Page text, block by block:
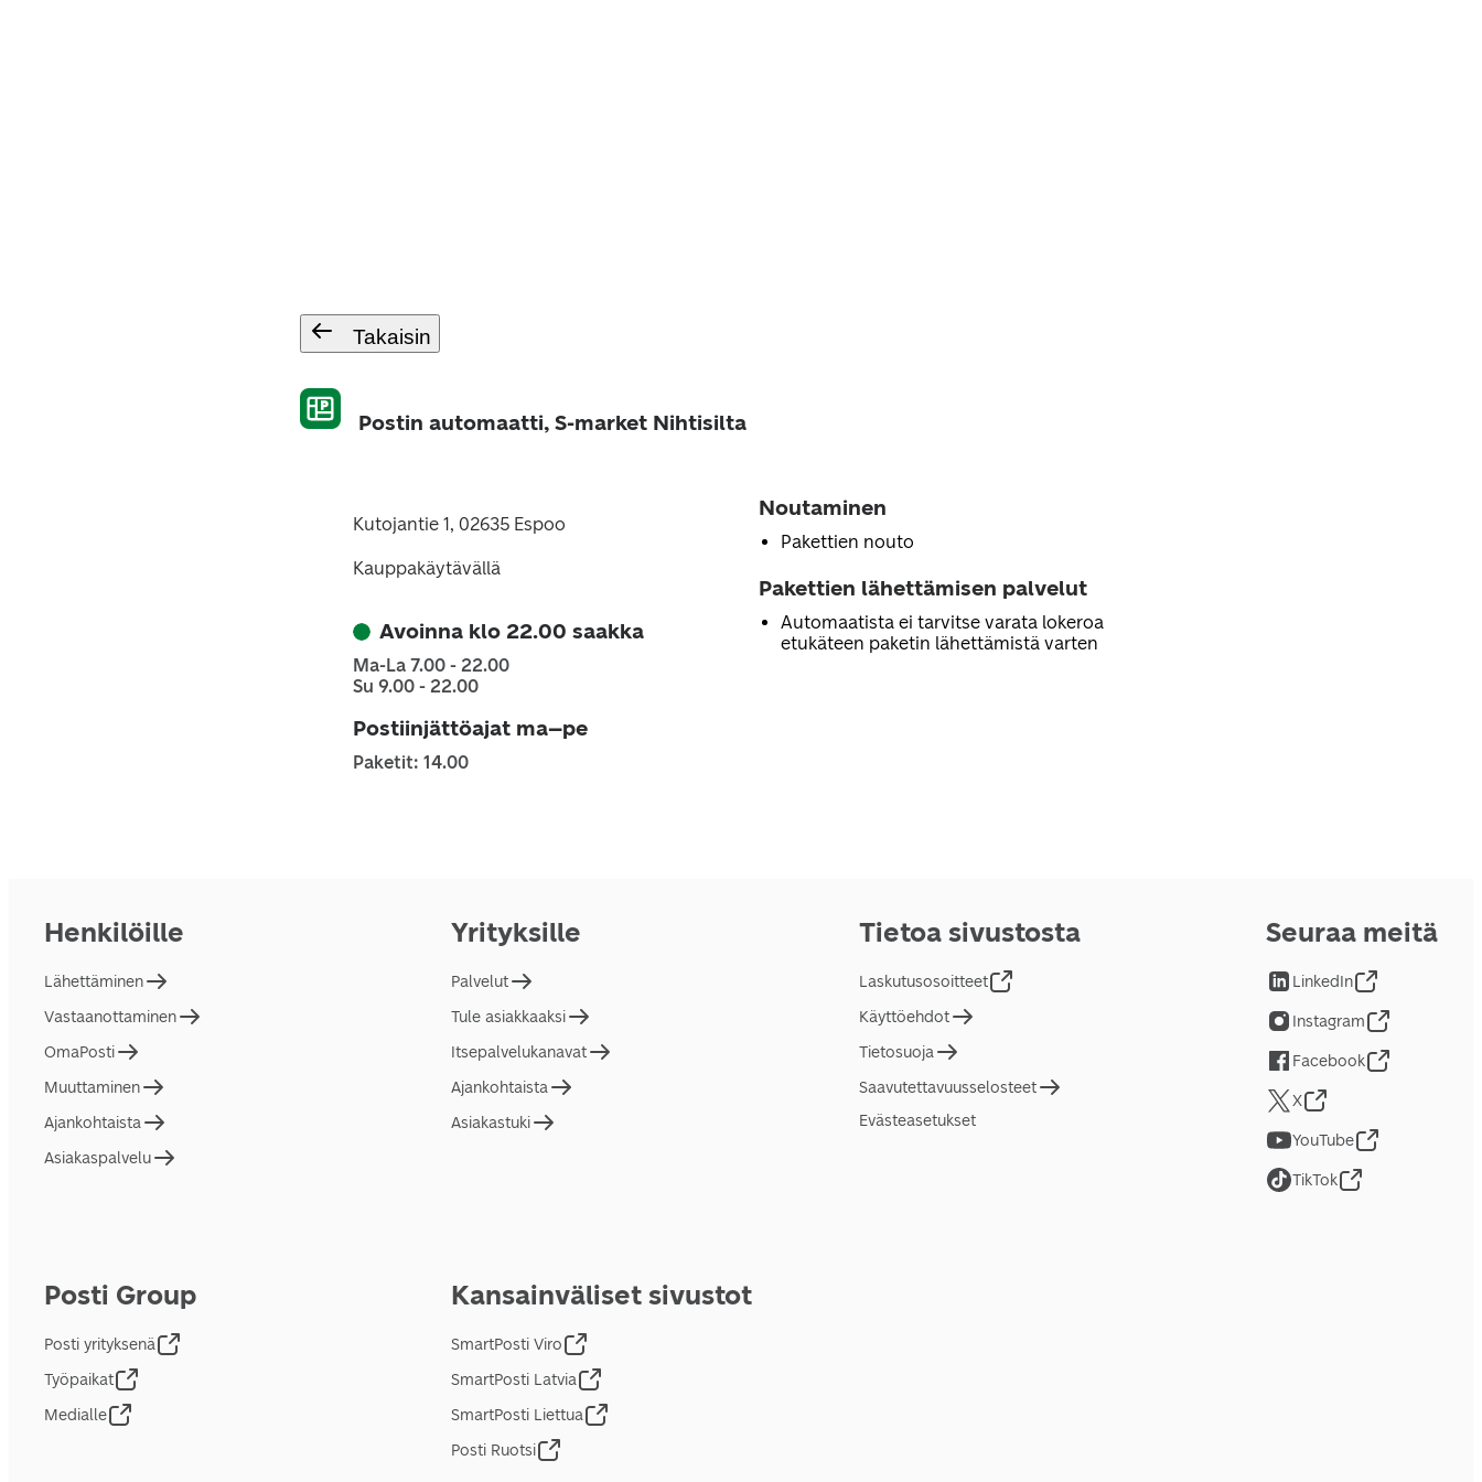
Takaisin
Postin automaatti, S-market Nihtisilta
Kutojantie 1, 02635 Espoo
Kauppakäytävällä
Avoinna klo 22.00 saakka
Ma-La 7.00 - 22.00
Su 9.00 - 22.00
Postiinjättöajat ma–pe
Paketit: 14.00
Noutaminen
Pakettien nouto
Pakettien lähettämisen palvelut
Automaatista ei tarvitse varata lokeroa
etukäteen paketin lähettämistä varten
Henkilöille
Lähettäminen
Vastaanottaminen
OmaPosti
Muuttaminen
Ajankohtaista
Asiakaspalvelu
Yrityksille
Palvelut
Tule asiakkaaksi
Itsepalvelukanavat
Ajankohtaista
Asiakastuki
Tietoa sivustosta
Laskutusosoitteet
Käyttöehdot
Tietosuoja
Saavutettavuusselosteet
Evästeasetukset
Posti Group
Posti yrityksenä
Työpaikat
Medialle
Kansainväliset sivustot
SmartPosti Viro
SmartPosti Latvia
SmartPosti Liettua
Posti Ruotsi
Seuraa meitä
LinkedIn
Instagram
Facebook
X
YouTube
TikTok